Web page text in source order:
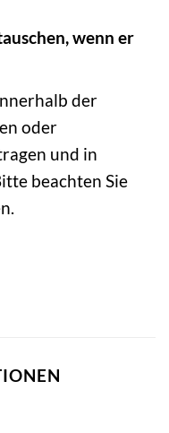
wenn er
der
oder
und in
beachten Sie